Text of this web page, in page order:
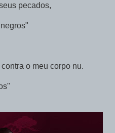
pecados,
o meu corpo nu.